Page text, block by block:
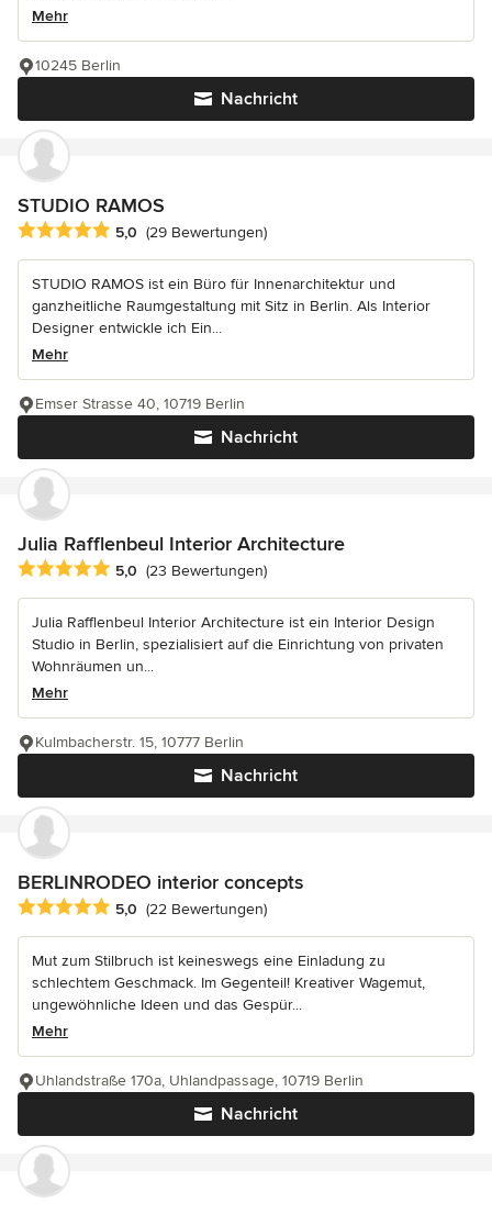
Mehr
Nachricht
10245 Berlin
STUDIO RAMOS
Durchschnittliche Bewertung: 5 von 5 Sternen
5,0 (29 Bewertungen)
STUDIO RAMOS ist ein Büro für Innenarchitektur und
ganzheitliche Raumgestaltung mit Sitz in Berlin. Als Interior
Designer entwickle ich Ein...
Mehr
Nachricht
Emser Strasse 40, 10719 Berlin
Julia Rafflenbeul Interior Architecture
Durchschnittliche Bewertung: 5 von 5 Sternen
5,0 (23 Bewertungen)
Julia Rafflenbeul Interior Architecture ist ein Interior Design
Studio in Berlin, spezialisiert auf die Einrichtung von privaten
Wohnräumen un...
Mehr
Nachricht
Kulmbacherstr. 15, 10777 Berlin
BERLINRODEO interior concepts
Durchschnittliche Bewertung: 5 von 5 Sternen
5,0 (22 Bewertungen)
Mut zum Stilbruch ist keineswegs eine Einladung zu
schlechtem Geschmack. Im Gegenteil! Kreativer Wagemut,
ungewöhnliche Ideen und das Gespür...
Mehr
Nachricht
Uhlandstraße 170a, Uhlandpassage, 10719 Berlin